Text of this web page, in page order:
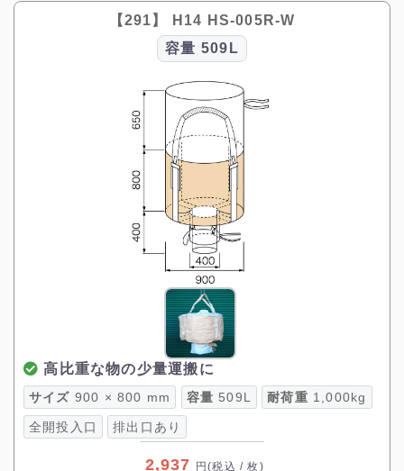
【291】 H14 HS-005R-W
容量 509L
高比重な物の少量運搬に
サイズ 900 × 800 mm 容量 509L 耐荷重 1,000kg
全開投入口 排出口あり
2,937 円(税込 / 枚)